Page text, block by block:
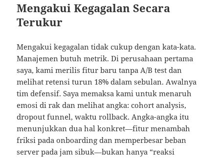
Mengakui Kegagalan Secara
Terukur
Mengakui kegagalan tidak cukup dengan kata-kata.
Manajemen butuh metrik. Di perusahaan pertama
saya, kami merilis fitur baru tanpa A/B test dan
melihat retensi turun 18% dalam sebulan. Awalnya
tim defensif. Saya memaksa kami untuk menaruh
emosi di rak dan melihat angka: cohort analysis,
dropout funnel, waktu rollback. Angka-angka itu
menunjukkan dua hal konkret—fitur menambah
friksi pada onboarding dan memperbesar beban
server pada jam sibuk—bukan hanya “reaksi